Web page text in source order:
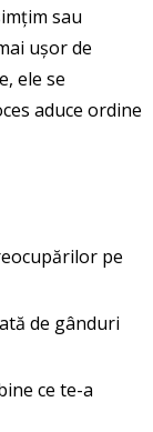
sau
ușor de
ele se
aduce ordine
pe
de gânduri
ce te-a